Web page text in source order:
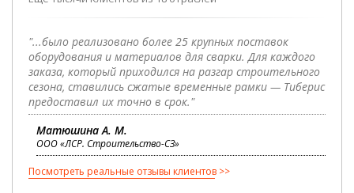
"...было реализовано более 25 крупных поставок
оборудования и материалов для сварки. Для каждого
заказа, который приходился на разгар строительного
сезона, ставились сжатые временные рамки — Тиберис
предоставил их точно в срок."
Матюшина А. М.
ООО «ЛСР. Строительство-СЗ»
Посмотреть реальные отзывы клиентов